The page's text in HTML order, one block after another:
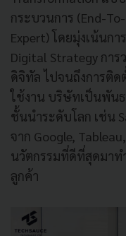
กระบวนการ (End-
Expert) โดยมุ่งเน้นก
Digital Strategy กา
ดิจิทัล ไปจนถึงการติ
ใช้งาน บริษัทเป็นพัน
ชั้นนำระดับโลก เช่น
จาก Google,
นวัตกรรมที่ดีที่สุดมาท
ลูกค้า